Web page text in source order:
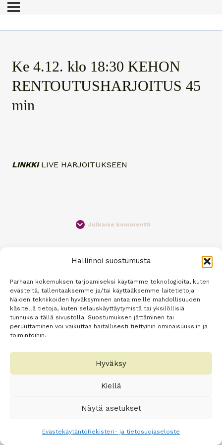
Hallinnoi suostumusta
Parhaan kokemuksen tarjoamiseksi käytämme teknologioita, kuten
evästeitä, tallentaaksemme ja/tai käyttääksemme laitetietoja.
Näiden tekniikoiden hyväksyminen antaa meille mahdollisuuden
käsitellä tietoja, kuten selauskäyttäytymistä tai yksilöllisiä
tunnuksia tällä sivustolla. Suostumuksen jättäminen tai
peruuttaminen voi vaikuttaa haitallisesti tiettyihin ominaisuuksiin ja
toimintoihin.
Hyväksy
Kiellä
Näytä asetukset
EvästekäytäntöRekisteri- ja tietosuojaseloste
Ke 4.12. klo 18:30 KEHON
RENTOUTUSHARJOITUS 45
min
LINKKILIVE HARJOITUKSEEN
Julkaise kommentti